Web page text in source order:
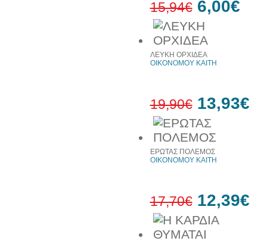
15,94€ 6,00€
ΛΕΥΚΗ ΟΡΧΙΔΕΑ
ΟΙΚΟΝΟΜΟΥ ΚΑΙΤΗ
19,90€ 13,93€
ΕΡΩΤΑΣ ΠΟΛΕΜΟΣ
ΟΙΚΟΝΟΜΟΥ ΚΑΙΤΗ
17,70€ 12,39€